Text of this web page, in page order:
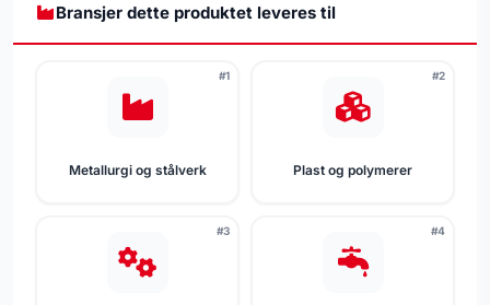
Bransjer dette produktet leveres til
#1
Metallurgi og stålverk
#2
Plast og polymerer
#3 #4